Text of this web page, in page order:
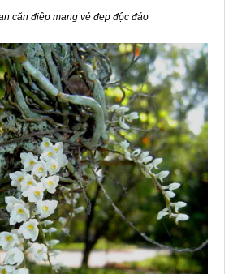
căn điệp mang vẻ đẹp độc đáo